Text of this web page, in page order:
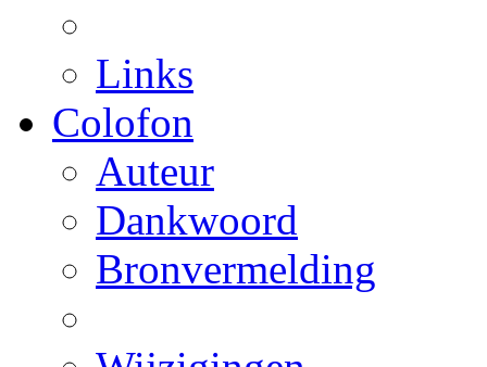
Links
Colofon
Auteur
Dankwoord
Bronvermelding